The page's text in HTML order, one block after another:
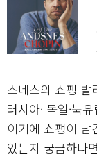
스네스의 쇼팽 발
러시아· 독일·북
이기에 쇼팽이
있는지 궁금하다